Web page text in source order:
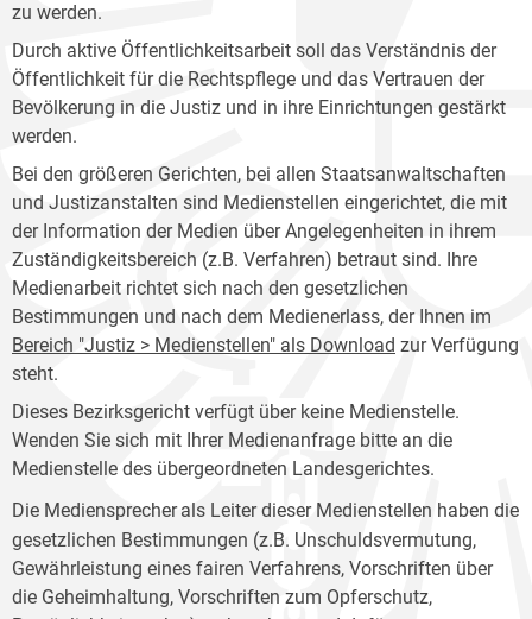
zu werden.
Durch aktive Öffentlichkeitsarbeit soll das Verständnis der
Öffentlichkeit für die Rechtspflege und das Vertrauen der
Bevölkerung in die Justiz und in ihre Einrichtungen gestärkt
werden.
Bei den größeren Gerichten, bei allen Staatsanwaltschaften
und Justizanstalten sind Medienstellen eingerichtet, die mit
der Information der Medien über Angelegenheiten in ihrem
Zuständigkeitsbereich (z.B. Verfahren) betraut sind. Ihre
Medienarbeit richtet sich nach den gesetzlichen
Bestimmungen und nach dem Medienerlass, der Ihnen im
Bereich "Justiz > Medienstellen" als Download zur Verfügung
steht.
Dieses Bezirksgericht verfügt über keine Medienstelle.
Wenden Sie sich mit Ihrer Medienanfrage bitte an die
Medienstelle des übergeordneten Landesgerichtes.
Die Mediensprecherals Leiter dieser Medienstellen haben die
gesetzlichen Bestimmungen (z.B. Unschuldsvermutung,
Gewährleistung eines fairen Verfahrens, Vorschriften über
die Geheimhaltung, Vorschriften zum Opferschutz,